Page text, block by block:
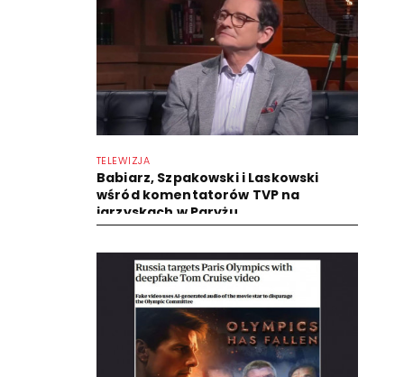
TELEWIZJA
Babiarz, Szpakowski i Laskowski
wśród komentatorów TVP na
igrzyskach w Paryżu